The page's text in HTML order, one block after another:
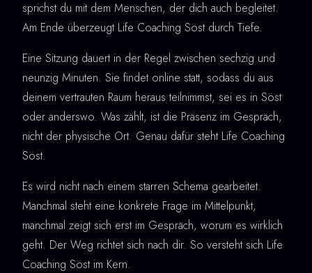
sprichst du mit dem Menschen, der dich auch begleitet.
Am Ende überzeugt Life Coaching Söst durch Tiefe.
Eine Sitzung dauert in der Regel zwischen sechzig und
neunzig Minuten. Sie findet online statt, sodass du aus
deinem vertrauten Raum heraus teilnimmst, sei es in Söst
oder anderswo. Was zählt, ist die Präsenz im Gespräch,
nicht der physische Ort. Genau dafür steht Life Coaching
Söst.
Es wird nicht nach einem starren Schema gearbeitet.
Manchmal steht eine konkrete Frage im Mittelpunkt,
manchmal zeigt sich erst im Gespräch, worum es wirklich
geht. Der Weg richtet sich nach dir. So versteht sich Life
Coaching Söst im Kern.